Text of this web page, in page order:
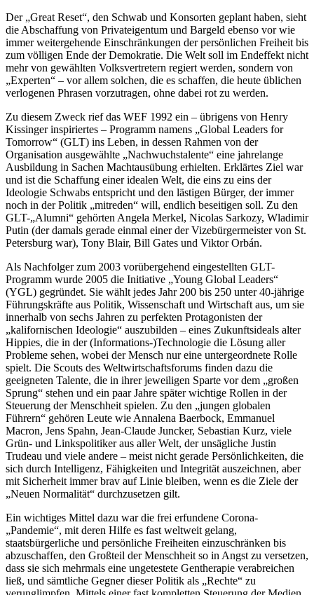
Der „Great Reset“, den Schwab und Konsorten geplant haben, sieht
die Abschaffung von Privateigentum und Bargeld ebenso vor wie
immer weitergehende Einschränkungen der persönlichen Freiheit bis
zum völligen Ende der Demokratie. Die Welt soll im Endeffekt nicht
mehr von gewählten Volksvertretern regiert werden, sondern von
„Experten“ – vor allem solchen, die es schaffen, die heute üblichen
verlogenen Phrasen vorzutragen, ohne dabei rot zu werden.
Zu diesem Zweck rief das WEF 1992 ein – übrigens von Henry
Kissinger inspiriertes – Programm namens „Global Leaders for
Tomorrow“ (GLT) ins Leben, in dessen Rahmen von der
Organisation ausgewählte „Nachwuchstalente“ eine jahrelange
Ausbildung in Sachen Machtausübung erhielten. Erklärtes Ziel war
und ist die Schaffung einer idealen Welt, die eins zu eins der
Ideologie Schwabs entspricht und den lästigen Bürger, der immer
noch in der Politik „mitreden“ will, endlich beseitigen soll. Zu den
GLT-„Alumni“ gehörten Angela Merkel, Nicolas Sarkozy, Wladimir
Putin (der damals gerade einmal einer der Vizebürgermeister von St.
Petersburg war), Tony Blair, Bill Gates und Viktor Orbán.
Als Nachfolger zum 2003 vorübergehend eingestellten GLT-
Programm wurde 2005 die Initiative „Young Global Leaders“
(YGL) gegründet. Sie wählt jedes Jahr 200 bis 250 unter 40-jährige
Führungskräfte aus Politik, Wissenschaft und Wirtschaft aus, um sie
innerhalb von sechs Jahren zu perfekten Protagonisten der
„kalifornischen Ideologie“ auszubilden – eines Zukunftsideals alter
Hippies, die in der (Informations-)Technologie die Lösung aller
Probleme sehen, wobei der Mensch nur eine untergeordnete Rolle
spielt. Die Scouts des Weltwirtschaftsforums finden dazu die
geeigneten Talente, die in ihrer jeweiligen Sparte vor dem „großen
Sprung“ stehen und ein paar Jahre später wichtige Rollen in der
Steuerung der Menschheit spielen. Zu den „jungen globalen
Führern“ gehören Leute wie Annalena Baerbock, Emmanuel
Macron, Jens Spahn, Jean-Claude Juncker, Sebastian Kurz, viele
Grün- und Linkspolitiker aus aller Welt, der unsägliche Justin
Trudeau und viele andere – meist nicht gerade Persönlichkeiten, die
sich durch Intelligenz, Fähigkeiten und Integrität auszeichnen, aber
mit Sicherheit immer brav auf Linie bleiben, wenn es die Ziele der
„Neuen Normalität“ durchzusetzen gilt.
Ein wichtiges Mittel dazu war die frei erfundene Corona-
„Pandemie“, mit deren Hilfe es fast weltweit gelang,
staatsbürgerliche und persönliche Freiheiten einzuschränken bis
abzuschaffen, den Großteil der Menschheit so in Angst zu versetzen,
dass sie sich mehrmals eine ungetestete Gentherapie verabreichen
ließ, und sämtliche Gegner dieser Politik als „Rechte“ zu